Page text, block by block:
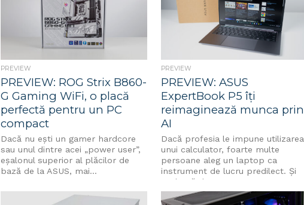
PREVIEW
PREVIEW: ROG Strix B860-
G Gaming WiFi, o placă
perfectă pentru un PC
compact
Dacă nu ești un gamer hardcore
sau unul dintre acei „power user”,
eșalonul superior al plăcilor de
bază de la ASUS, mai...
PREVIEW
PREVIEW: ASUS
ExpertBook P5 îți
reimaginează munca prin
AI
Dacă profesia le impune utilizarea
unui calculator, foarte multe
persoane aleg un laptop ca
instrument de lucru predilect. Și
pe bună dreptate,...